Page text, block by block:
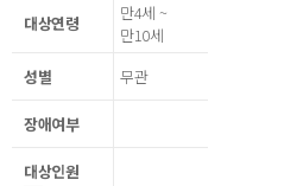
대상연령
만4세 ~
만10세
성별
무관
장애여부
대상인원